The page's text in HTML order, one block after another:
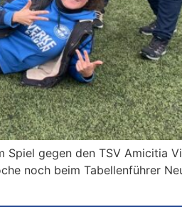
gegen den TSV Amicitia
noch beim Tabellenführer